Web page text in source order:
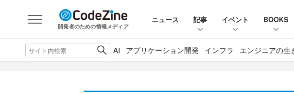
開発者のための情報メディア
ニュース 記事 イベント BOOKS
AI アプリケーション開発 インフラ エンジニアの生